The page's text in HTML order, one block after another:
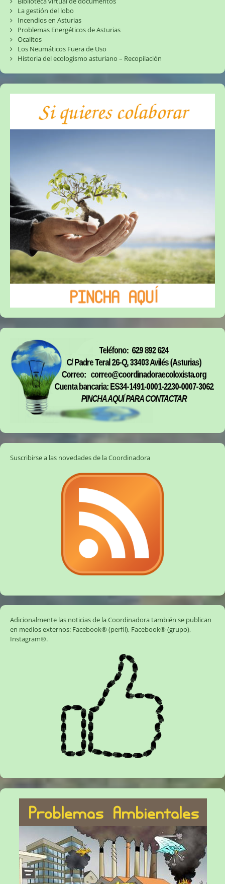
La gestión del lobo
Incendios en Asturias
Problemas Energéticos de Asturias
Ocalitos
Los Neumáticos Fuera de Uso
Historia del ecologismo asturiano – Recopilación
Suscribirse a las novedades de la Coordinadora
Adicionalmente las noticias de la Coordinadora también se publican
en medios externos: Facebook® (perfil), Facebook® (grupo),
Instagram®.